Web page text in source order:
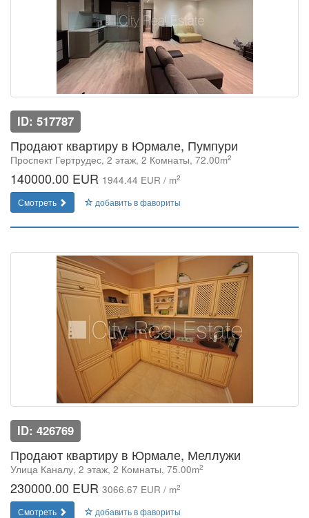
ID: 517787
Продают квартиру в Юрмале, Пумпури
Проспект Гертрудес, 2 этаж, 2 Комнаты, 72.00m2
140000.00 EUR 1944.44 EUR / m2
Смотреть добавить в фавориты
ID: 426769
Продают квартиру в Юрмале, Меллужи
Улица Каналу, 2 этаж, 2 Комнаты, 75.00m2
230000.00 EUR 3066.67 EUR / m2
Смотреть добавить в фавориты